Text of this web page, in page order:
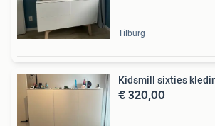
Tilburg
Kidsmill sixties
€ 320,00